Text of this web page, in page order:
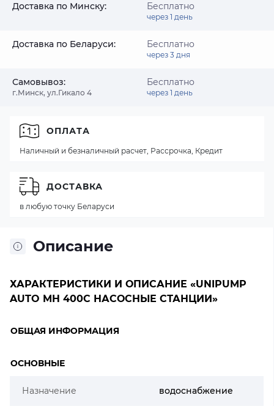
Доставка по Минску: Бесплатно
через 1 день
Доставка по Беларуси: Бесплатно
через 3 дня
Самовывоз:
г.Минск, ул.Гикало 4
Бесплатно
через 1 день
Описание
ХАРАКТЕРИСТИКИ И ОПИСАНИЕ «UNIPUMP
AUTO MH 400C НАСОСНЫЕ СТАНЦИИ»
ОБЩАЯ ИНФОРМАЦИЯ
ОСНОВНЫЕ
Назначение водоснабжение
ОПЛАТА
Наличный и безналичный расчет, Рассрочка, Кредит
ДОСТАВКА
в любую точку Беларуси